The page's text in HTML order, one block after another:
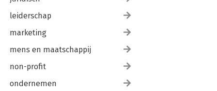
leiderschap
marketing
mens en maatschappij
non-profit
ondernemen